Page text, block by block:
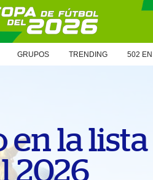
GRUPOS TRENDING 502
la
2026